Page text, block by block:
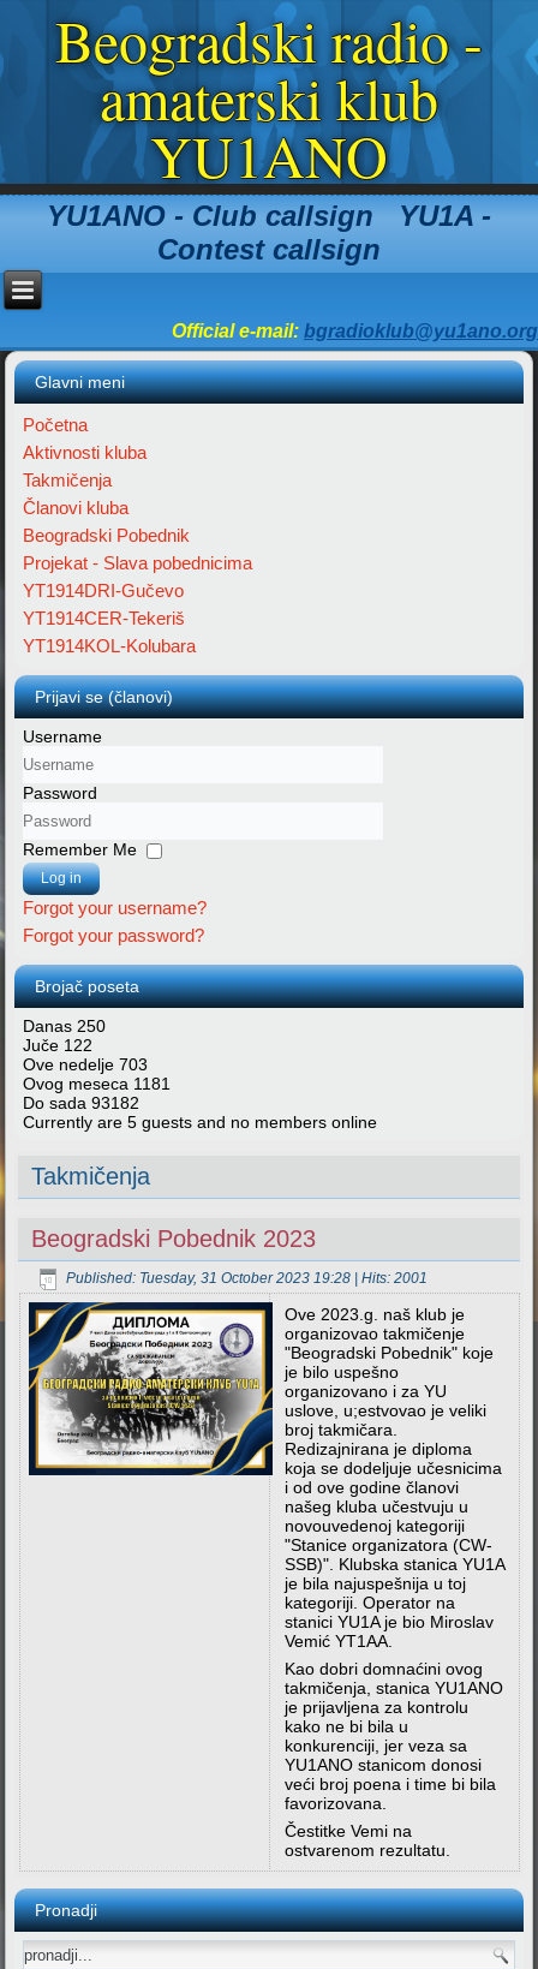
Beogradski radio -
amaterski klub
YU1ANO
YU1ANO - Club callsign YU1A -
Contest callsign
Official e-mail: bgradioklub@yu1ano.org
Glavni meni
Početna
Aktivnosti kluba
Takmičenja
Članovi kluba
Beogradski Pobednik
Projekat - Slava pobednicima
YT1914DRI-Gučevo
YT1914CER-Tekeriš
YT1914KOL-Kolubara
Prijavi se (članovi)
Username
Password
Remember Me
Log in
Forgot your username?
Forgot your password?
Brojač poseta
Danas 250
Juče 122
Ove nedelje703
Ovog meseca 1181
Do sada93182
Currently are 5 guests and no members online
Takmičenja
Beogradski Pobednik 2023
Published: Tuesday, 31 October 2023 19:28 | Hits: 2001
Ove 2023.g. naš klub je
organizovao takmičenje
"Beogradski Pobednik" koje
je bilo uspešno
organizovano i za YU
uslove, u;estvovao je veliki
broj takmičara.
Redizajnirana je diploma
koja se dodeljuje učesnicima
i od ove godine članovi
našeg kluba učestvuju u
novouvedenoj kategoriji
"Stanice organizatora (CW-
SSB)". Klubska stanica YU1A
je bila najuspešnija u toj
kategoriji. Operator na
stanici YU1A je bio Miroslav
Vemić YT1AA.
Kao dobri domnaćini ovog
takmičenja, stanica YU1ANO
je prijavljena za kontrolu
kako ne bi bila u
konkurenciji, jer veza sa
YU1ANO stanicom donosi
veći broj poena i time bi bila
favorizovana.
Čestitke Vemi na
ostvarenom rezultatu.
Pronadji